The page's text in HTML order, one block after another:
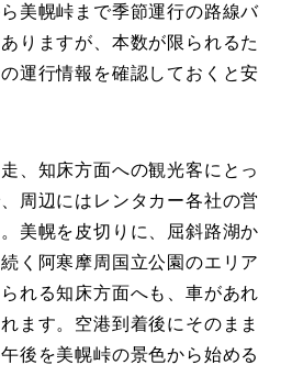
美幌峠まで季節運行の路線バ
りますが、本数が限られるた
運行情報を確認しておくと安
、知床方面への観光客にとっ
周辺にはレンタカー各社の営
美幌を皮切りに、屈斜路湖か
く阿寒摩周国立公園のエリア
れる知床方面へも、車があれ
ます。空港到着後にそのまま
後を美幌峠の景色から始める